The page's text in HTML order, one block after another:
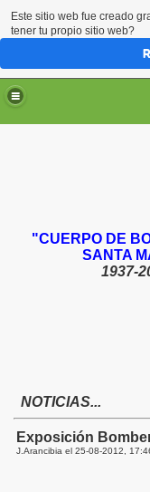
"CUERPO DE
SANTA
1937-
NOTICIAS...
Exposición
J.Arancibia el 25-08-2012,
Este sitio web fue creado
tener tu propio sitio web?